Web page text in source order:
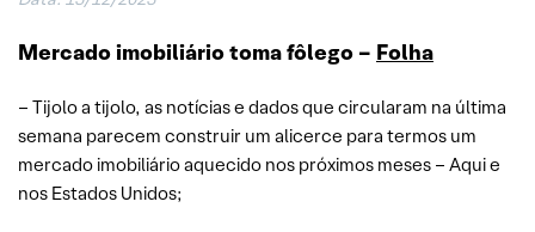
Mercado imobiliário toma fôlego – Folha
– Tijolo a tijolo, as notícias e dados que circularam na última
semana parecem construir um alicerce para termos um
mercado imobiliário aquecido nos próximos meses – Aqui e
nos Estados Unidos;